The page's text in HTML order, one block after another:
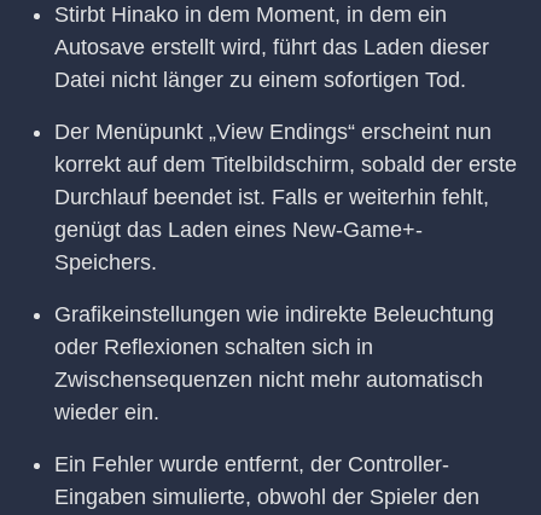
Stirbt Hinako in dem Moment, in dem ein
Autosave erstellt wird, führt das Laden dieser
Datei nicht länger zu einem sofortigen Tod.
Der Menüpunkt „View Endings“ erscheint nun
korrekt auf dem Titelbildschirm, sobald der erste
Durchlauf beendet ist. Falls er weiterhin fehlt,
genügt das Laden eines New-Game+-
Speichers.
Grafikeinstellungen wie indirekte Beleuchtung
oder Reflexionen schalten sich in
Zwischensequenzen nicht mehr automatisch
wieder ein.
Ein Fehler wurde entfernt, der Controller-
Eingaben simulierte, obwohl der Spieler den